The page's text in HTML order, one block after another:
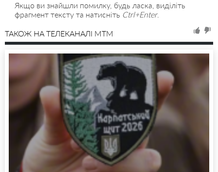
Якщо ви знайшли помилку, будь ласка, виділіть
фрагмент тексту та натисніть Ctrl+Enter.
ТАКОЖ НА ТЕЛЕКАНАЛІ MTM